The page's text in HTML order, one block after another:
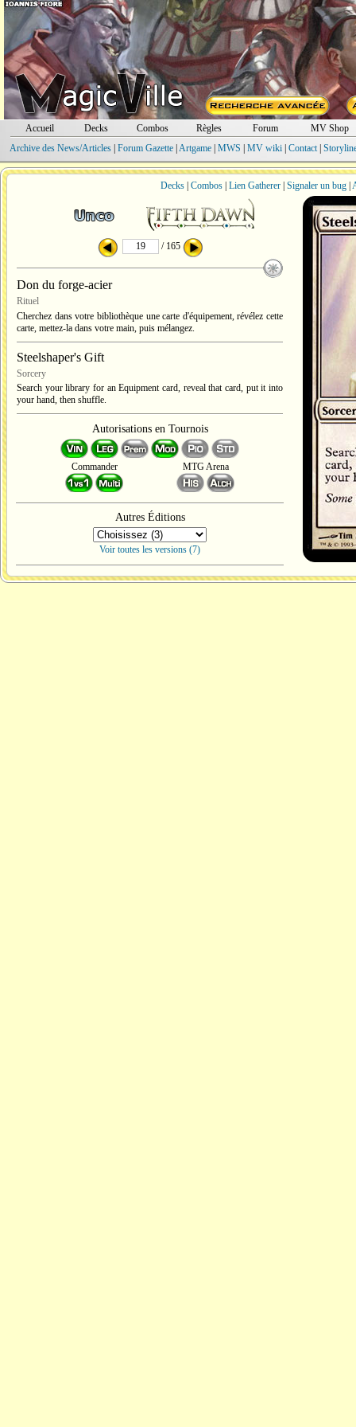
Accueil Decks Combos Règles Forum
MV Shop
Archive des News/Articles| Forum Gazette| Artgame| MWS MV wiki| Contact|
Decks Combos Lien Gatherer Signaler un bug
/ 165
Don du forge-acier
Rituel
Cherchez dans votre bibliothèque une carte d'équipement, révélez cette
carte, mettez-la dans votre main, puis mélangez.
Steelshaper's Gift
Sorcery
Search your library for an Equipment card, reveal that card, put it into
your hand, then shuffle.
Autorisations en Tournois
Commander MTG Arena
Autres Éditions
Voir toutes les versions (7)